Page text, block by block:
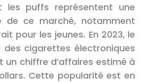
les puffs représentent une
de ce marché, notamment
pour les jeunes. En 2023, le
des cigarettes électroniques
chiffre d’affaires estimé à
Cette popularité est en